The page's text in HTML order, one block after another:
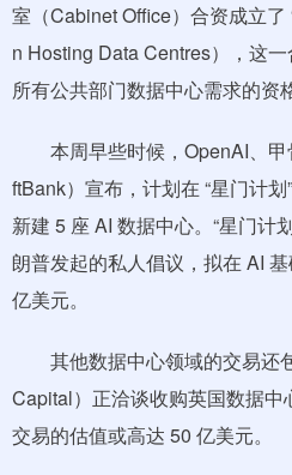
室（Cabinet Office）合资成立了
n Hosting Data Centres），这
所有公共部门数据中心需求的资格
本周早些时候，OpenAI、甲
ftBank）宣布，计划在 “星门计
新建 5 座 AI 数据中心。“星门计
朗普发起的私人倡议，拟在 AI
亿美元。
其他数据中心领域的交易还
Capital）正洽谈收购英国数据
交易的估值或高达 50 亿美元。